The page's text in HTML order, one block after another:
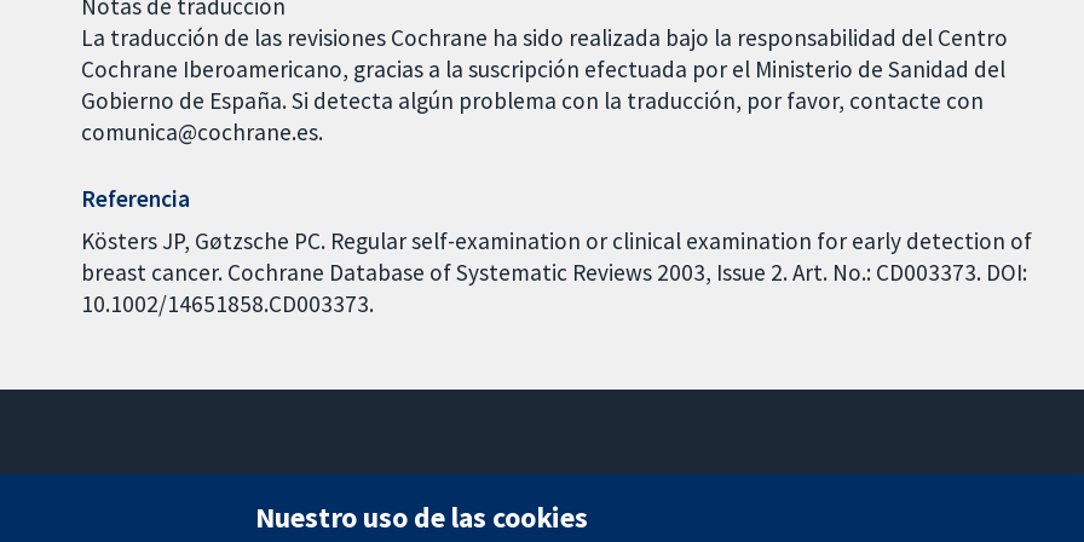
Notas de traducción
La traducción de las revisiones Cochrane ha sido realizada bajo la responsabilidad del Centro
Cochrane Iberoamericano, gracias a la suscripción efectuada por el Ministerio de Sanidad del
Gobierno de España. Si detecta algún problema con la traducción, por favor, contacte con
comunica@cochrane.es.
Referencia
Kösters JP, Gøtzsche PC. Regular self-examination or clinical examination for early detection of
breast cancer. Cochrane Database of Systematic Reviews 2003, Issue 2. Art. No.: CD003373. DOI:
10.1002/14651858.CD003373.
Londres
Nuestro uso de las cookies